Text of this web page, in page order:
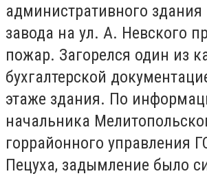
административного здания
завода на ул. А. Невского
пожар. Загорелся один из
бухгалтерской
этаже здания. По
начальника
горрайонного управления
Пецуха, задымление было